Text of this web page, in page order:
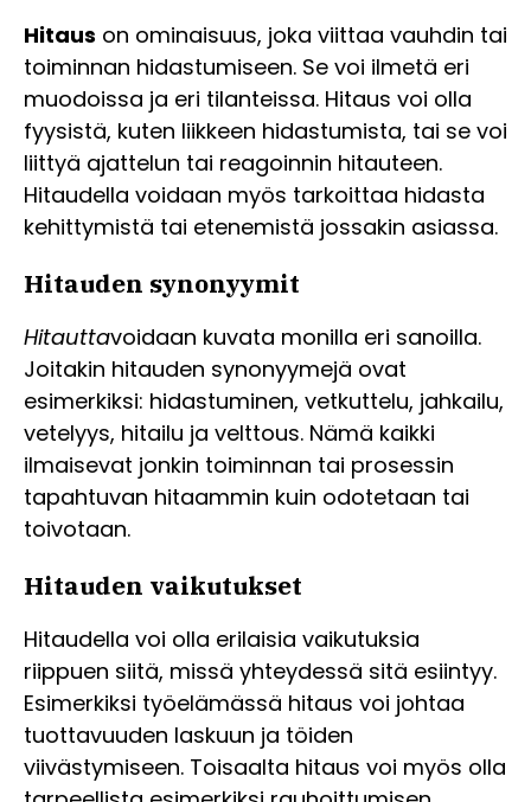
Hitaus on ominaisuus, joka viittaa vauhdin tai
toiminnan hidastumiseen. Se voi ilmetä eri
muodoissa ja eri tilanteissa. Hitaus voi olla
fyysistä, kuten liikkeen hidastumista, tai se voi
liittyä ajattelun tai reagoinnin hitauteen.
Hitaudella voidaan myös tarkoittaa hidasta
kehittymistä tai etenemistä jossakin asiassa.
Hitauden synonyymit
Hitauttavoidaan kuvata monilla eri sanoilla.
Joitakin hitauden synonyymejä ovat
esimerkiksi: hidastuminen, vetkuttelu, jahkailu,
vetelyys, hitailu ja velttous. Nämä kaikki
ilmaisevat jonkin toiminnan tai prosessin
tapahtuvan hitaammin kuin odotetaan tai
toivotaan.
Hitauden vaikutukset
Hitaudella voi olla erilaisia vaikutuksia
riippuen siitä, missä yhteydessä sitä esiintyy.
Esimerkiksi työelämässä hitaus voi johtaa
tuottavuuden laskuun ja töiden
viivästymiseen. Toisaalta hitaus voi myös olla